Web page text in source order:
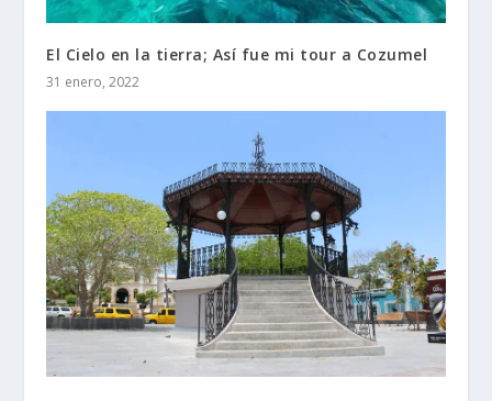
El Cielo en la tierra; Así fue mi tour a Cozumel
31 enero, 2022